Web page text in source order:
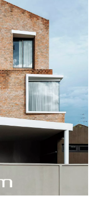
อกเล่าความหมายเชิง
รเก่าที่สร้างขึ้นราวปี
Van Sy Street)
ม โดยตลอดระยะเวลาที่
ต่อเติมแก้ไขใหม่อยู่
ใหม่เป็นโชว์รูมแห่งนี้ ที่นี่
ในย่าน ด้วยฟาซาดที่ทำ
งสร้างเหล็ก ก่อนจะพา
ดียวกันในการจัดวาง
ทย์ที่ต้องการยกย่อง
าจากภูมิปัญญาพื้นบ้าน
ยังต้องการยกย่อง
ร้อมกันด้วย นั่นจึงนำมา